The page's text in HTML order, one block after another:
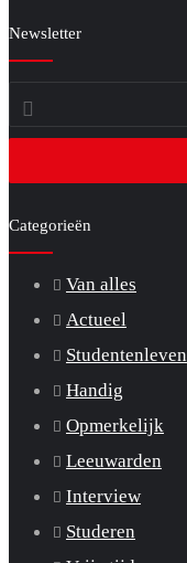
Newsletter
Categorieën
Van alles
Actueel
Studentenleven
Handig
Opmerkelijk
Leeuwarden
Interview
Studeren